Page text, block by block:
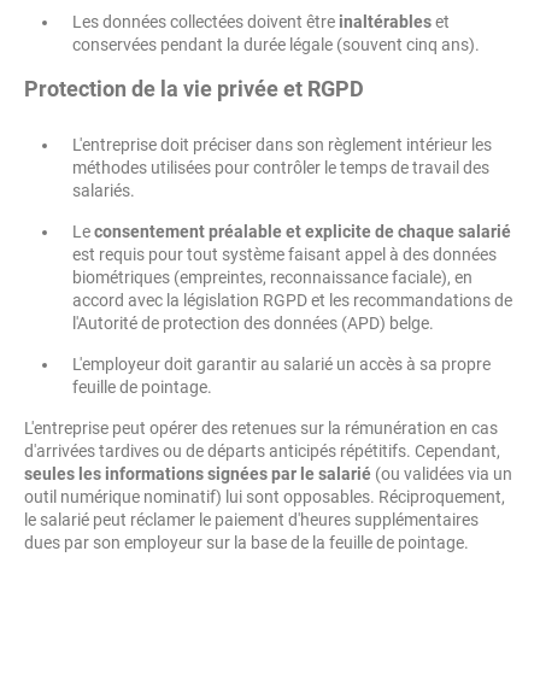
Les données collectées doivent être inaltérableset
conservées pendant la durée légale (souvent cinq ans).
Protection de la vie privée et RGPD
L'entreprise doit préciser dans son règlement intérieur les
méthodes utilisées pour contrôler le temps de travail des
salariés.
Leconsentement préalable et explicite de chaque salarié
est requis pour tout système faisant appel à des données
biométriques (empreintes, reconnaissance faciale), en
accord avec la législation RGPD et les recommandations de
l'Autorité de protection des données (APD) belge.
L'employeur doit garantir au salarié un accès à sa propre
feuille de pointage.
L'entreprise peut opérer des retenues sur la rémunération en cas
d'arrivées tardives ou de départs anticipés répétitifs. Cependant,
seules les informations signées par le salarié (ou validées via un
outil numérique nominatif) lui sont opposables. Réciproquement,
le salarié peut réclamer le paiement d'heures supplémentaires
dues par son employeur sur la base de la feuille de pointage.